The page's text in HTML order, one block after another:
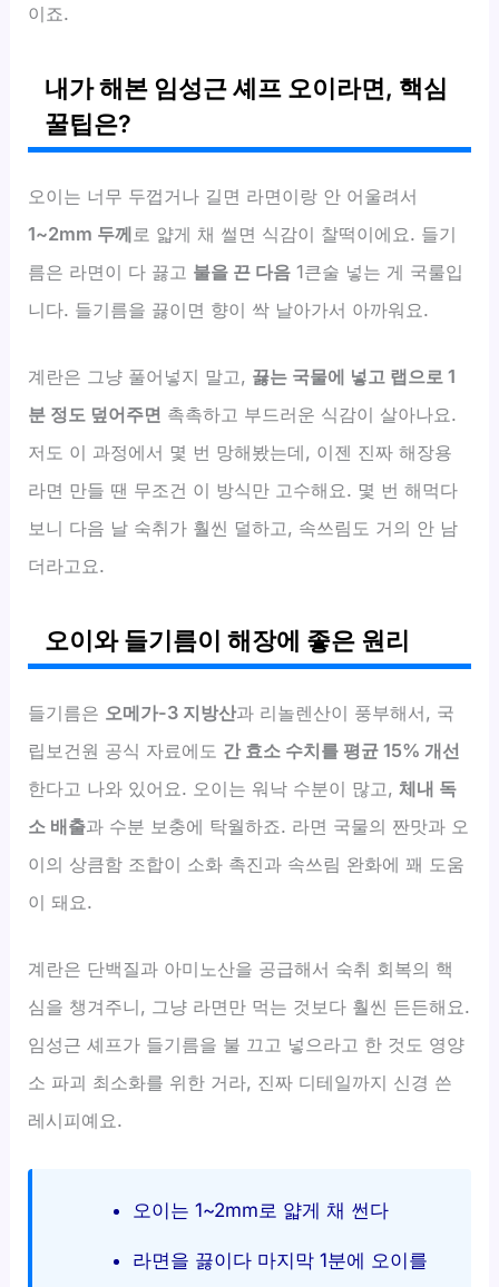
이죠.
내가 해본 임성근 셰프 오이라면, 핵심
꿀팁은?
오이는 너무 두껍거나 길면 라면이랑 안 어울려서
1~2mm 두께 로 얇게 채 썰면 식감이 찰떡이에요. 들기
름은 라면이 다 끓고 불을 끈 다음 1큰술 넣는 게 국룰입
니다. 들기름을 끓이면 향이 싹 날아가서 아까워요.
계란은 그냥 풀어넣지 말고, 끓는 국물에 넣고 랩으로 1
분 정도 덮어주면 촉촉하고 부드러운 식감이 살아나요.
저도 이 과정에서 몇 번 망해봤는데, 이젠 진짜 해장용
라면 만들 땐 무조건 이 방식만 고수해요. 몇 번 해먹다
보니 다음 날 숙취가 훨씬 덜하고, 속쓰림도 거의 안 남
더라고요.
오이와 들기름이 해장에 좋은 원리
들기름은 오메가-3 지방산과 리놀렌산이 풍부해서, 국
립보건원 공식 자료에도 간 효소 수치를 평균 15% 개선
한다고 나와 있어요. 오이는 워낙 수분이 많고,체내 독
소 배출과 수분 보충에 탁월하죠. 라면 국물의 짠맛과 오
이의 상큼함 조합이 소화 촉진과 속쓰림 완화에 꽤 도움
이 돼요.
계란은 단백질과 아미노산을 공급해서 숙취 회복의 핵
심을 챙겨주니, 그냥 라면만 먹는 것보다 훨씬 든든해요.
임성근 셰프가 들기름을 불 끄고 넣으라고 한 것도 영양
소 파괴 최소화를 위한 거라, 진짜 디테일까지 신경 쓴
레시피예요.
오이는 1~2mm로 얇게 채 썬다
라면을 끓이다 마지막 1분에 오이를